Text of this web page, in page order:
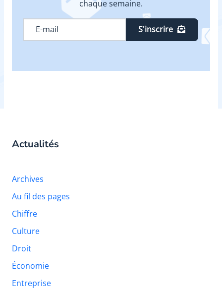
chaque semaine.
S'inscrire
Actualités
Archives
Au fil des pages
Chiffre
Culture
Droit
Économie
Entreprise